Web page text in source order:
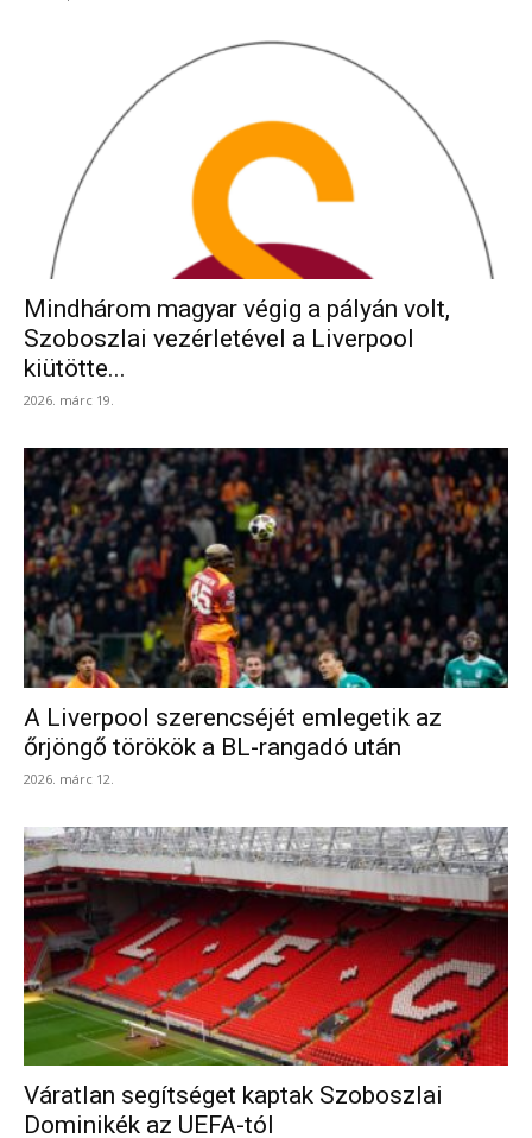
Mindhárom magyar végig a pályán volt,
Szoboszlai vezérletével a Liverpool
kiütötte...
2026. márc 19.
A Liverpool szerencséjét emlegetik az
őrjöngő törökök a BL-rangadó után
2026. márc 12.
Váratlan segítséget kaptak Szoboszlai
Dominikék az UEFA-tól